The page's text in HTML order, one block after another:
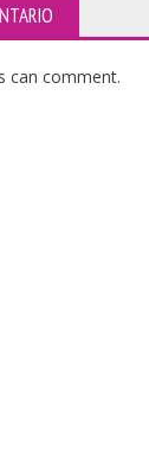
can comment.